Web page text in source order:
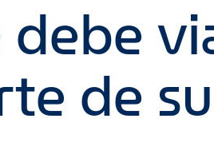
debe
de su